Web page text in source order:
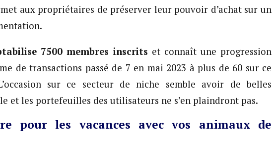
aux propriétaires de préserver leur pouvoir d’achat sur un
7500 membres inscrits et connaît une progression
de transactions passé de 7 en mai 2023 à plus de 60 sur ce
sur ce secteur de niche semble avoir de belles
et les portefeuilles des utilisateurs ne s’en plaindront pas.
pour les vacances avec vos animaux de